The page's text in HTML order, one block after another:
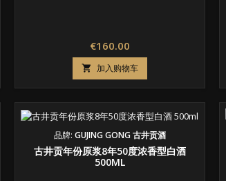
价
格
€160.00
 加入购物车
品牌: GUJING GONG 古井贡酒
古井贡年份原浆8年50度浓香型白酒
500ML